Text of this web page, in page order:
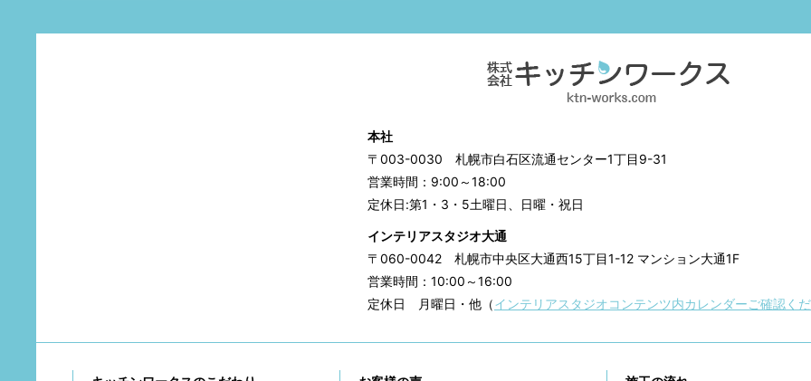
本社
〒003-0030 札幌市白石区流通センター1丁目9-31
営業時間：9:00～18:00
定休日:第1・3・5土曜日、日曜・祝日
インテリアスタジオ大通
〒060-0042 札幌市中央区大通西15丁目1-12 マンション大通1F
営業時間：10:00～16:00
定休日 月曜日・他（インテリアスタジオコンテンツ内カレンダーご確認く